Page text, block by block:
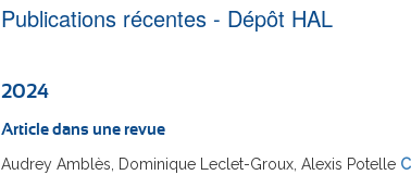
Publications récentes - Dépôt HAL
2024
Article dans une revue
Audrey Amblès, Dominique Leclet-Groux, Alexis Potelle